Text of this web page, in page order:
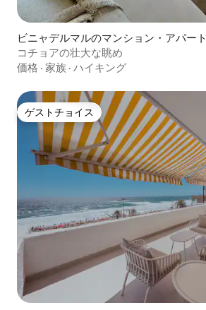
ビニャデルマルのマンション・アパート
コチョアの壮大な眺め
価格 · 家族 · ハイキング
ゲストチョイス
ゲストチョイス